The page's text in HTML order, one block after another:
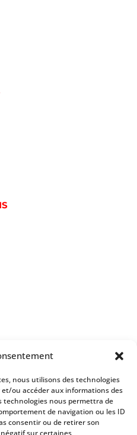
nous utilisons des technologies
ou accéder aux informations des
technologies nous permettra de
de navigation ou les ID
consentir ou de retirer son
sur certaines